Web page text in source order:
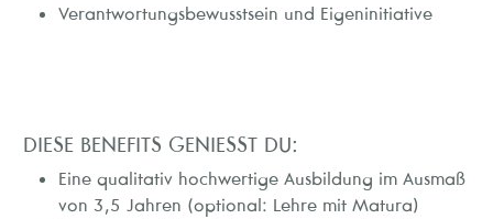
Verantwortungsbewusstsein und Eigeninitiative
DIESE BENEFITS GENIESST DU:
Eine qualitativ hochwertige Ausbildung im Ausmaß
von 3,5 Jahren (optional: Lehre mit Matura)